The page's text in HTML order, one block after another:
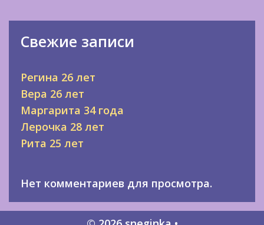
Свежие записи
Регина 26 лет
Вера 26 лет
Маргарита 34 года
Лерочка 28 лет
Рита 25 лет
Нет комментариев для просмотра.